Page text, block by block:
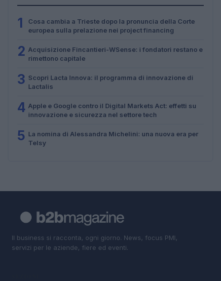
1
Cosa cambia a Trieste dopo la pronuncia della Corte
europea sulla prelazione nei project financing
2 Acquisizione Fincantieri-WSense: i fondatori restano e
rimettono capitale
3 Scopri Lacta Innova: il programma di innovazione di
Lactalis
4 Apple e Google contro il Digital Markets Act: effetti su
innovazione e sicurezza nel settore tech
5 La nomina di Alessandra Michelini: una nuova era per
Telsy
Il business si racconta, ogni giorno. News, focus PMI,
servizi per le aziende, fiere ed eventi.